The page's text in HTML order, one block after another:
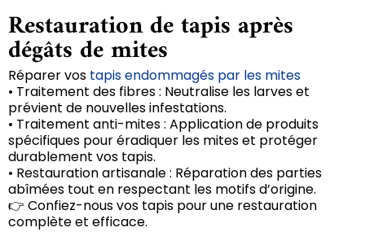
Restauration de tapis après
dégâts de mites
Réparer vos tapis endommagés par les mites
• Traitement des fibres : Neutralise les larves et
prévient de nouvelles infestations.
• Traitement anti-mites : Application de produits
spécifiques pour éradiquer les mites et protéger
durablement vos tapis.
• Restauration artisanale : Réparation des parties
abîmées tout en respectant les motifs d’origine.
👉 Confiez-nous vos tapis pour une restauration
complète et efficace.